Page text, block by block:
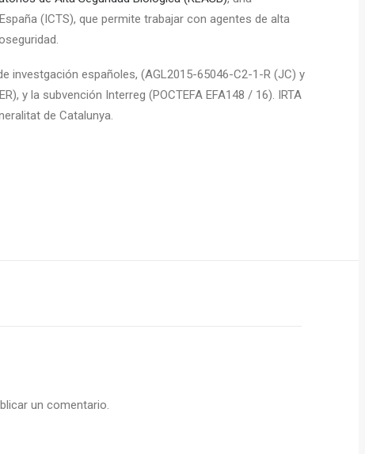
(ICTS), que permite trabajar con agentes de alta
investgación españoles, (AGL2015-65046-C2-1-R (JC) y
y la subvención Interreg (POCTEFA EFA148 / 16). IRTA
de Catalunya.
un comentario.